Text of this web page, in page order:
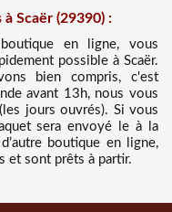
Scaër (29390) :
en ligne, vous
possible à Scaër.
bien compris, c'est
avant 13h, nous vous
jours ouvrés). Si vous
sera envoyé le à la
boutique en ligne,
et sont prêts à partir.